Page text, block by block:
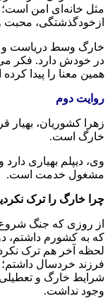
مثل خانه‌ای امن است؛
ازخودگذشتگی، محبت
خارگ وسط دریاست و
در خودش دارد. فکر
همین معنا را پیدا
روایت دوم
زهرا کشوریان، بهیار
خارگ است.
وی، دیپلم بهیاری
مشغول خدمت است.
چرا خارگ را ترک
از روزی که جنگ
که به کشورم داشتم،
لحظه آخر هم ترک
فرزند خردسال
شرایط خارگ و تعطیلی
وجود نداشت.